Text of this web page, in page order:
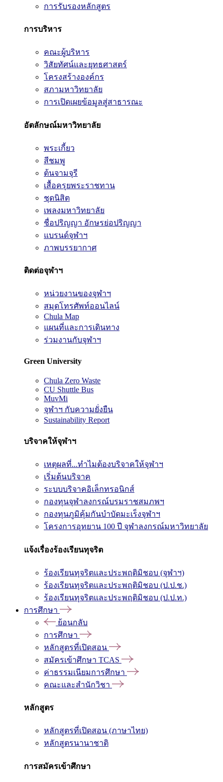
การรับรองหลักสูตร
การบริหาร
คณะผู้บริหาร
วิสัยทัศน์และยุทธศาสตร์
โครงสร้างองค์กร
สภามหาวิทยาลัย
การเปิดเผยข้อมูลสู่สาธารณะ
อัตลักษณ์มหาวิทยาลัย
พระเกี้ยว
สีชมพู
ต้นจามจุรี
เสื้อครุยพระราชทาน
ชุดนิสิต
เพลงมหาวิทยาลัย
ชื่อปริญญา อักษรย่อปริญญา
แบรนด์จุฬาฯ
ภาพบรรยากาศ
ติดต่อจุฬาฯ
หน่วยงานของจุฬาฯ
สมุดโทรศัพท์ออนไลน์
Chula Map
แผนที่และการเดินทาง
ร่วมงานกับจุฬาฯ
Green University
Chula Zero Waste
CU Shuttle Bus
MuvMi
จุฬาฯ กับความยั่งยืน
Sustainability Report
บริจาคให้จุฬาฯ
เหตุผลที่...ทำไมต้องบริจาคให้จุฬาฯ
เริ่มต้นบริจาค
ระบบบริจาคอิเล็กทรอนิกส์
กองทุนจุฬาลงกรณ์บรมราชสมภพฯ
กองทุนภูมิคุ้มกันบำบัดมะเร็งจุฬาฯ
โครงการอุทยาน 100 ปี จุฬาลงกรณ์มหาวิทยาลัย
แจ้งเรื่องร้องเรียนทุจริต
ร้องเรียนทุจริตและประพฤติมิชอบ (จุฬาฯ)
ร้องเรียนทุจริตและประพฤติมิชอบ (ป.ป.ช.)
ร้องเรียนทุจริตและประพฤติมิชอบ (ป.ป.ท.)
การศึกษา
ย้อนกลับ
การศึกษา
หลักสูตรที่เปิดสอน
สมัครเข้าศึกษา TCAS
ค่าธรรมเนียมการศึกษา
คณะและสำนักวิชา
หลักสูตร
หลักสูตรที่เปิดสอน (ภาษาไทย)
หลักสูตรนานาชาติ
การสมัครเข้าศึกษา